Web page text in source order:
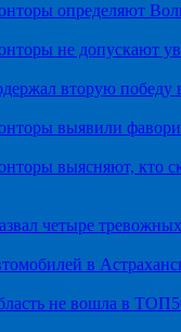
определяют
не допускают
вторую победу
выявили
выясняют, кто
четыре
в
не вошла в